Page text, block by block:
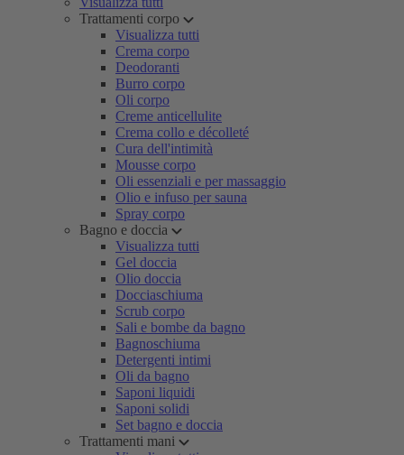
Trattamenti corpo
Visualizza tutti
Crema corpo
Deodoranti
Burro corpo
Oli corpo
Creme anticellulite
Crema collo e décolleté
Cura dell'intimità
Mousse corpo
Oli essenziali e per massaggio
Olio e infuso per sauna
Spray corpo
Bagno e doccia
Visualizza tutti
Gel doccia
Olio doccia
Docciaschiuma
Scrub corpo
Sali e bombe da bagno
Bagnoschiuma
Detergenti intimi
Oli da bagno
Saponi liquidi
Saponi solidi
Set bagno e doccia
Trattamenti mani